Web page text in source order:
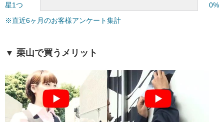
星1つ
0%
※直近6ヶ月のお客様アンケート集計
▼ 栗山で買うメリット